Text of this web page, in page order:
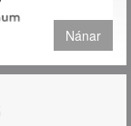
Nánar